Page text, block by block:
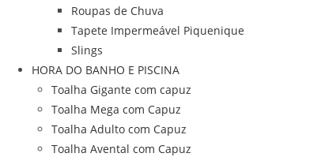
Roupas de Chuva
Tapete Impermeável Piquenique
Slings
HORA DO BANHO E PISCINA
Toalha Gigante com capuz
Toalha Mega com Capuz
Toalha Adulto com Capuz
Toalha Avental com Capuz